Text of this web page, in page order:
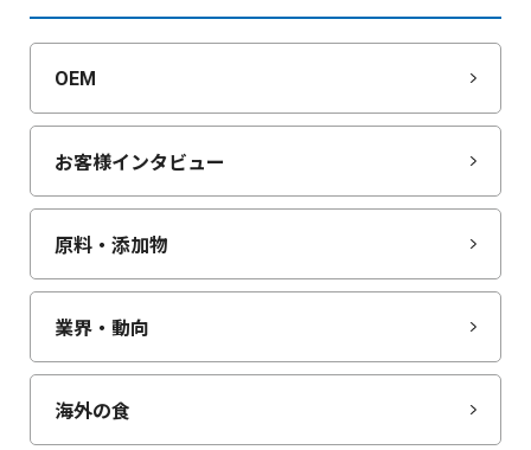
OEM
お客様インタビュー
原料・添加物
業界・動向
海外の食